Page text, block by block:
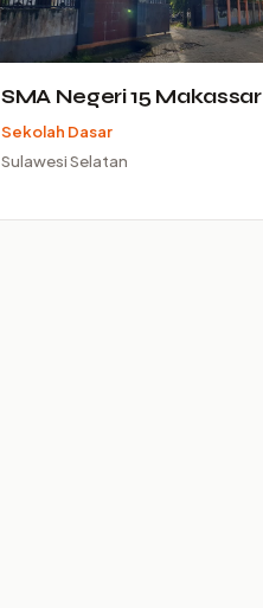
SMA Negeri 15 Makassar
Sekolah Dasar
Sulawesi Selatan